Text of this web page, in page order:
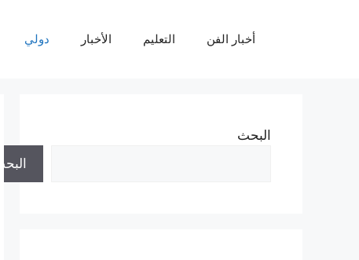
أخبار الفن التعليم الأخبار دولي
البحث
البحث